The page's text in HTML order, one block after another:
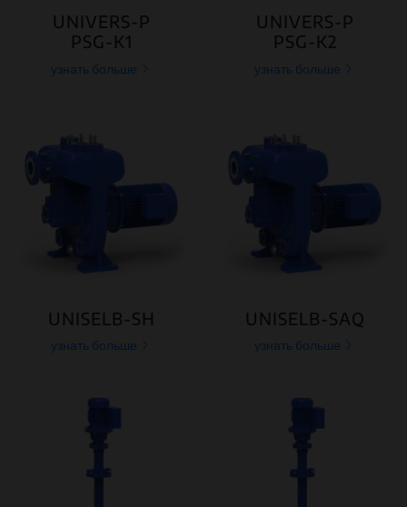
UNIVERS-P
PSG-K1
узнать больше
UNIVERS-P
PSG-K2
узнать больше
UNISELB-SH
узнать больше
UNISELB-SAQ
узнать больше